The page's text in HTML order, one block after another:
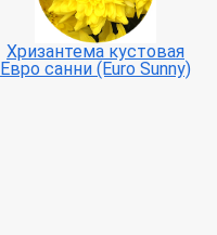
Хризантема кустовая
Евро санни (Euro Sunny)